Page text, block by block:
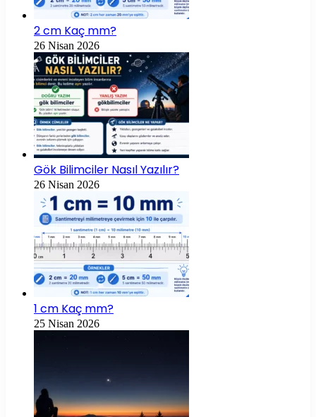
2 cm Kaç mm?
26 Nisan 2026
Gök Bilimciler Nasıl Yazılır?
26 Nisan 2026
1 cm Kaç mm?
25 Nisan 2026